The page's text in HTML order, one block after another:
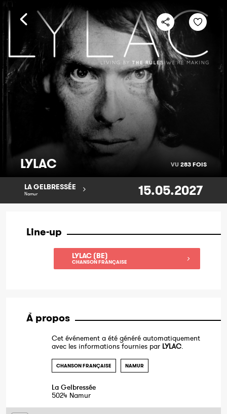
LYLAC VU 283 FOIS
LA GELBRESSÉE
Namur 15.05.2027
Line-up
LYLAC (BE)
CHANSON FRANÇAISE
À propos
Cet événement a été généré automatiquement
avec les informations fournies par LYLAC.
CHANSON FRANÇAISE NAMUR
La Gelbressée
5024 Namur